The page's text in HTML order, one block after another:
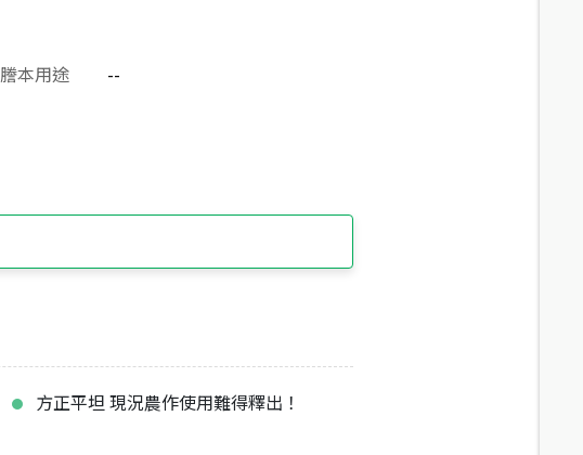
謄本用途
--
方正平坦 現況農作使用難得釋出！